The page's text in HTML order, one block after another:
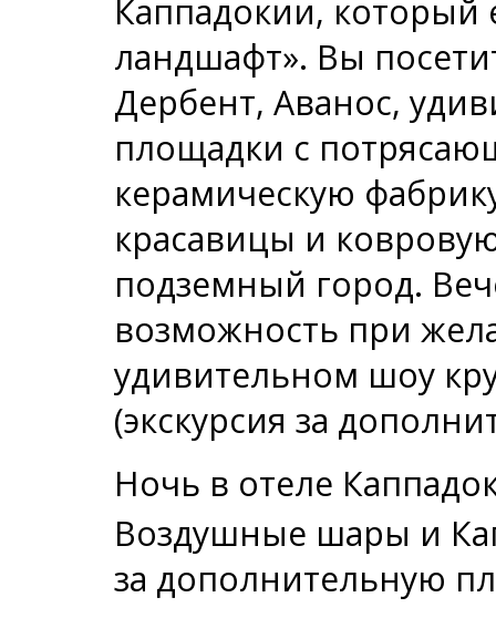
Каппадокии,
ландшафт». Вы
Дербент, Аванос,
площадки с
керамическую
красавицы и
подземный город.
возможность при
удивительном шоу
(экскурсия за
Ночь в отеле
Воздушные шары и
за дополнительную